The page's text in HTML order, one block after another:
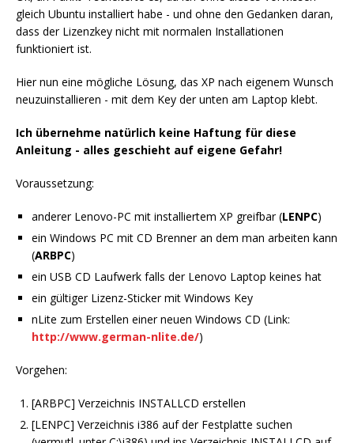
gleich Ubuntu installiert habe - und ohne den Gedanken daran,
dass der Lizenzkey nicht mit normalen Installationen
funktioniert ist.
Hier nun eine mögliche Lösung, das XP nach eigenem Wunsch
neuzuinstallieren - mit dem Key der unten am Laptop klebt.
Ich übernehme natürlich keine Haftung für diese
Anleitung - alles geschieht auf eigene Gefahr!
Voraussetzung:
anderer Lenovo-PC mit installiertem XP greifbar (LENPC)
ein Windows PC mit CD Brenner an dem man arbeiten kann
(ARBPC)
ein USB CD Laufwerk falls der Lenovo Laptop keines hat
ein gültiger Lizenz-Sticker mit Windows Key
nLite zum Erstellen einer neuen Windows CD (Link:
http://www.german-nlite.de/)
Vorgehen:
[ARBPC] Verzeichnis INSTALLCD erstellen
[LENPC] Verzeichnis i386 auf der Festplatte suchen